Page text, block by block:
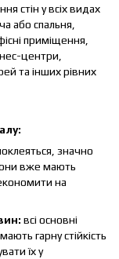
стін у всіх видах
або спальня,
приміщення,
центри,
та інших рівних
значно
вже мають
на
всі основні
гарну стійкість
їх у